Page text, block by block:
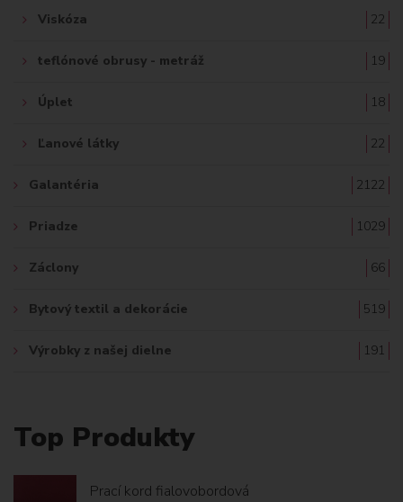
Viskóza 22
teflónové obrusy - metráž 19
Úplet 18
Ľanové látky 22
Galantéria 2122
Priadze 1029
Záclony 66
Bytový textil a dekorácie 519
Výrobky z našej dielne 191
Top Produkty
Prací kord fialovobordová